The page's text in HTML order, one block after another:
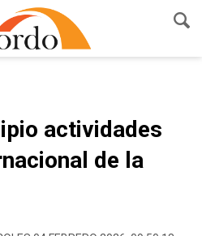
actividades
de la